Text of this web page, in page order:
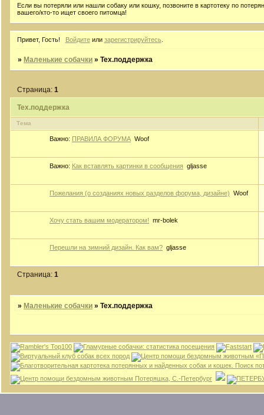
Если вы потеряли или нашли собаку или кошку, позвоните в картотеку по
вашего/кто-то ищет своего питомца!
Привет, Гость! Войдитеили зарегистрируйтесь
» Маленькие собачки »Тех.поддержка
Тех.поддержка
Страница:1
Тема
Важно: ПРАВИЛА ФОРУМА Woof
Важно: Как вставлять картинки в сообщения gljasse
Пожелания (о созданиях новых разделов форума, дизайне) Woof
Хочу стать вашим модератором! mr-bolek
Перешли на зимний дизайн. Как вам? gljasse
Страница:1
» Маленькие собачки »Тех.поддержка